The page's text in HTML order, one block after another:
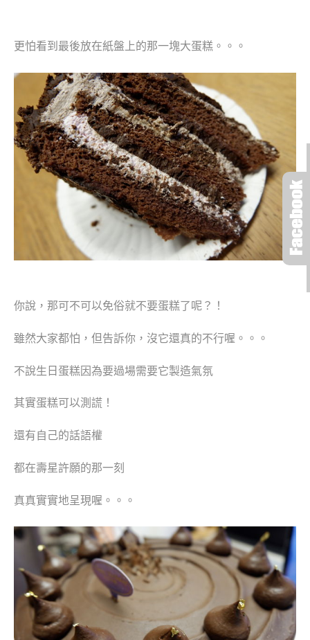
更怕看到最後放在紙盤上的那一塊大蛋糕。。。
你說，那可不可以免俗就不要蛋糕了呢？！
雖然大家都怕，但告訴你，沒它還真的不行喔。。。
不說生日蛋糕因為要過場需要它製造氣氛
其實蛋糕可以測謊！
還有自己的話語權
都在壽星許願的那一刻
真真實實地呈現喔。。。